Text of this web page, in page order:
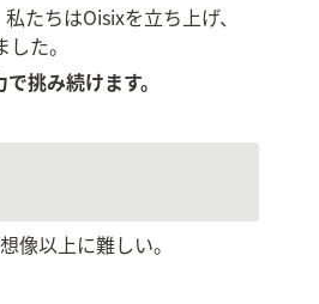
たちはOisixを立ち上げ、
た。
挑み続けます。
像以上に難しい。